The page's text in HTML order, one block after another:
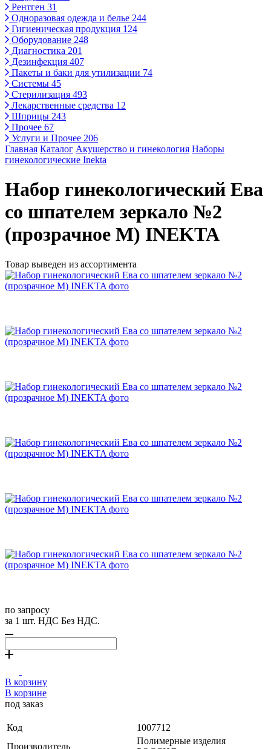
Рентген 31
Одноразовая одежда и белье 244
Гигиеническая продукция 124
Оборудование 248
Диагностика 201
Дезинфекция 407
Пакеты и баки для утилизации 74
Системы 45
Стерилизация 493
Лекарственные средства 12
Шприцы 243
Прочее 67
Услуги и Прочее 206
Главная Каталог Акушерство и гинекология Наборы
гинекологические Inekta
Набор гинекологический Ева
со шпателем зеркало №2
(прозрачное М) INEKTA
Товар выведен из ассортимента
по запросу
за 1 шт. НДС Без НДС.
В корзину
В корзине
под заказ
Код
1007712
Производитель
Полимерные изделия